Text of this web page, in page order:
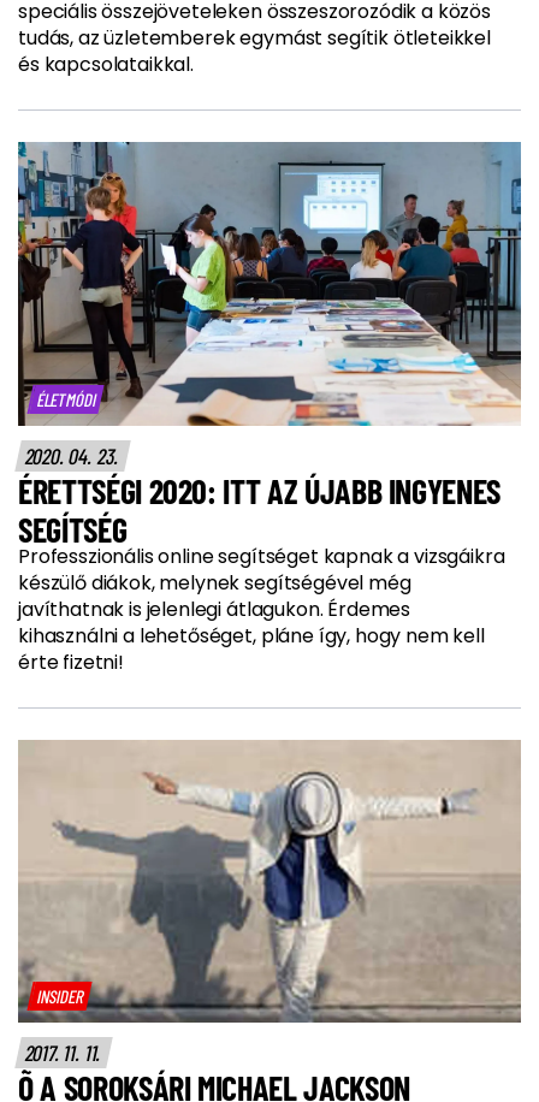
speciális összejöveteleken összeszorozódik a közös
tudás, az üzletemberek egymást segítik ötleteikkel
és kapcsolataikkal.
ÉLETMÓDI
2020. 04. 23.
ÉRETTSÉGI 2020: ITT AZ ÚJABB INGYENES
SEGÍTSÉG
Professzionális online segítséget kapnak a vizsgáikra
készülő diákok, melynek segítségével még
javíthatnak is jelenlegi átlagukon. Érdemes
kihasználni a lehetőséget, pláne így, hogy nem kell
érte fizetni!
INSIDER
2017. 11. 11.
Õ A SOROKSÁRI MICHAEL JACKSON